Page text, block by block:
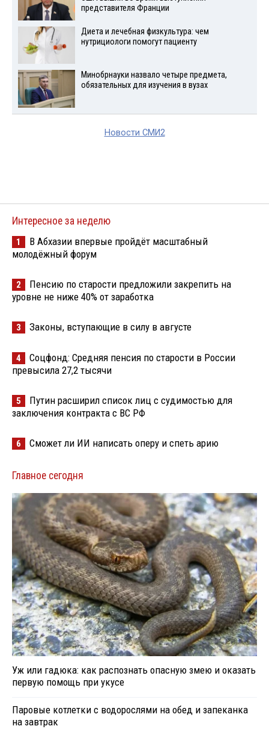
представителя Франции
Диета и лечебная физкультура: чем
нутрициологи помогут пациенту
Минобрнауки назвало четыре предмета,
обязательных для изучения в вузах
Новости СМИ2
Интересное за неделю
1
В Абхазии впервые пройдёт масштабный
молодёжный форум
2
Пенсию по старости предложили закрепить на
уровне не ниже 40% от заработка
3 Законы, вступающие в силу в августе
4
Соцфонд: Средняя пенсия по старости в России
превысила 27,2 тысячи
5
Путин расширил список лиц с судимостью для
заключения контракта с ВС РФ
6 Сможет ли ИИ написать оперу и спеть арию
Главное сегодня
Уж или гадюка: как распознать опасную змею и оказать
первую помощь при укусе
Паровые котлетки с водорослями на обед и запеканка
на завтрак